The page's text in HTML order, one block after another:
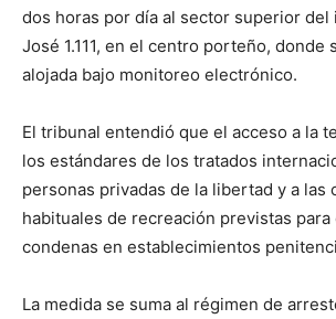
dos horas por día al sector superior del
José 1.111, en el centro porteño, donde
alojada bajo monitoreo electrónico.​
El tribunal entendió que el acceso a la
los estándares de los tratados
personas privadas de la libertad y a las
habituales de recreación previstas
condenas en establecimientos
La medida se suma al régimen de